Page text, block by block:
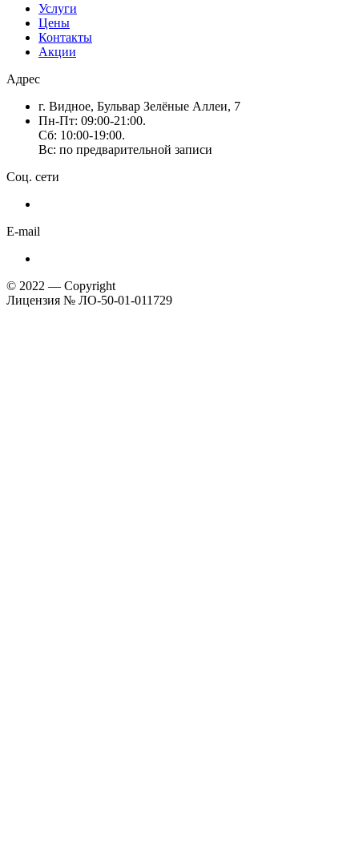
Услуги
Цены
Контакты
Акции
Адрес
г. Видное, Бульвар Зелёные Аллеи, 7
Пн-Пт: 09:00-21:00.
Сб: 10:00-19:00.
Вс: по предварительной записи
Соц. сети
E-mail
© 2022 — Copyright
Лицензия № ЛО-50-01-011729